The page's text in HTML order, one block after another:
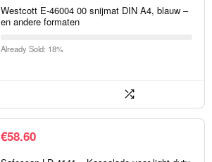
Westcott E-46004 00 snijmat DIN A4, blauw –
en andere formaten
Already Sold: 18%
€58.60